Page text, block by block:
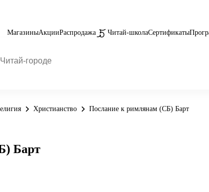
МагазиныАкцииРаспродажа Читай-школаСертификаты
Христианство Послание к римлянам (СБ) Барт
Барт